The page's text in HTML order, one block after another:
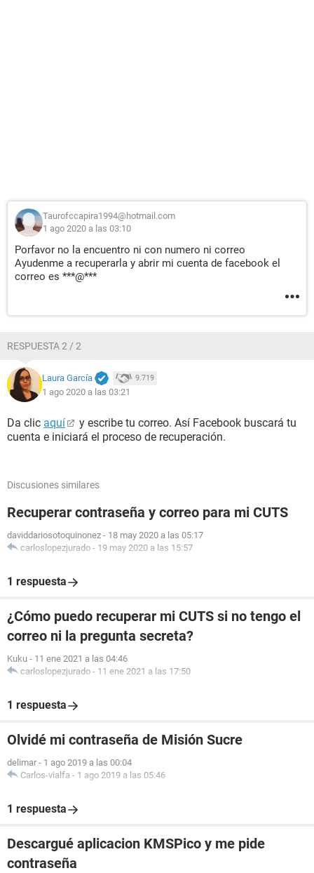
Taurofccapira1994@hotmail.com
1 ago 2020 a las 03:10
Porfavor no la encuentro ni con numero ni correo
Ayudenme a recuperarla y abrir mi cuenta de facebook el
correo es ***@***
RESPUESTA 2 / 2
Laura García 9.719
1 ago 2020 a las 03:21
Da clic aquí
y escribe tu correo. Así Facebook buscará tu
cuenta e iniciará el proceso de recuperación.
Discusiones similares
Recuperar contraseña y correo para mi CUTS
daviddariosotoquinonez - 18 may 2020 a las 05:17
carloslopezjurado - 19 may 2020 a las 15:57
1 respuesta
¿Cómo puedo recuperar mi CUTS si no tengo el
correo ni la pregunta secreta?
Kuku - 11 ene 2021 a las 04:46
carloslopezjurado - 11 ene 2021 a las 17:50
1 respuesta
Olvidé mi contraseña de Misión Sucre
delimar - 1 ago 2019 a las 00:04
Carlos-vialfa - 1 ago 2019 a las 05:46
1 respuesta
Descargué aplicacion KMSPico y me pide
contraseña